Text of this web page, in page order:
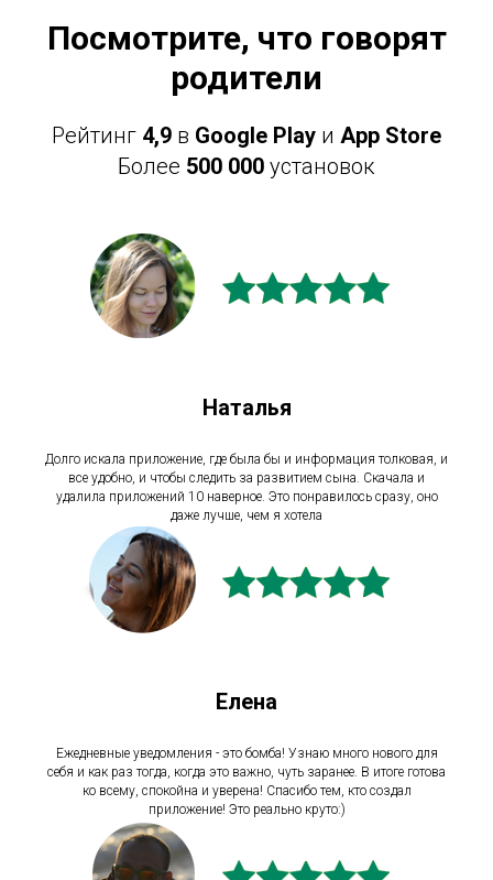
Посмотрите, что говорят
родители
Рейтинг 4,9 в Google Play и App Store
Более 500 000 установок
Наталья
Долго искала приложение, где была бы и информация толковая, и
все удобно, и чтобы следить за развитием сына. Скачала и
удалила приложений 10 наверное. Это понравилось сразу, оно
даже лучше, чем я хотела
Елена
Ежедневные уведомления - это бомба! Узнаю много нового для
себя и как раз тогда, когда это важно, чуть заранее. В итоге готова
ко всему, спокойна и уверена! Спасибо тем, кто создал
приложение! Это реально круто:)